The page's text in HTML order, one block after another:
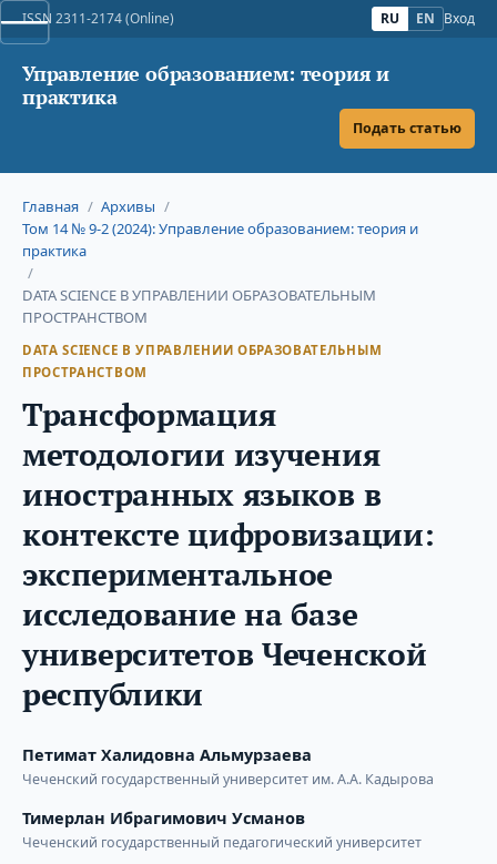
ISSN 2311-2174 (Online) RU EN Вход
Управление образованием: теория и
практика
Подать статью
Главная / Архивы /
Том 14 № 9-2 (2024): Управление образованием: теория и
практика
/
DATA SCIENCE В УПРАВЛЕНИИ ОБРАЗОВАТЕЛЬНЫМ
ПРОСТРАНСТВОМ
DATA SCIENCE В УПРАВЛЕНИИ ОБРАЗОВАТЕЛЬНЫМ
ПРОСТРАНСТВОМ
Трансформация
методологии изучения
иностранных языков в
контексте цифровизации:
экспериментальное
исследование на базе
университетов Чеченской
республики
Петимат Халидовна Альмурзаева
Чеченский государственный университет им. А.А. Кадырова
Тимерлан Ибрагимович Усманов
Чеченский государственный педагогический университет